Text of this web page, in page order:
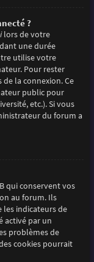
?
lors de votre
une durée
utilise votre
Pour rester
la connexion. Ce
public pour
etc.). Si vous
du forum a
qui conservent vos
au forum. Ils
indicateurs de
activé par un
problèmes de
cookies pourrait